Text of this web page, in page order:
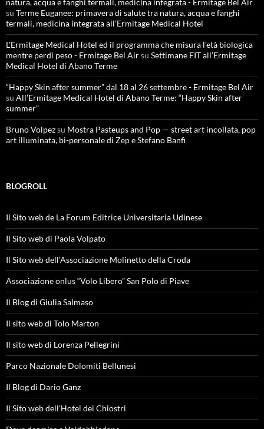
su Terme Euganee: primavera di salute tra natura, acqua e fanghi
termali, medicina integrata all’Ermitage Medical Hotel
L'Ermitage Medical Hotel ed il programma che misura l’età biologica
mentre perdi peso - Ermitage Bel Airsu Settimane FIT all’Ermitage
Medical Hotel di Abano Terme
“Happy Skin after summer” dal 18 al 26 settembre - Ermitage Bel Air
su All’Ermitage Medical Hotel di Abano Terme: “Happy Skin after
summer”
Bruno Volpezsu Mostra Pasteups and Pop — street art incollata, pop
art illuminata, bi-personale di Zep e Stefano Banfi
BLOGROLL
Il Sito web de La Forum Editrice Universitaria Udinese
Il Sito web di Paola Volpato
Il Sito web dell'Associazione Molinetto della Croda
Associazione onlus “Volo Libero” San Polo di Piave
Il Blog di Giulia Salmaso
Il sito web di Tolo Marton
Il sito web di Lorenza Pellegrini
Parco Nazionale Dolomiti Bellunesi
Il Blog di Dario Ganz
Il Sito web dell'Hotel dei Chiostri